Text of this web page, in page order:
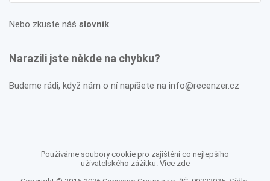
Nebo zkuste náš slovník.
Narazili jste někde na chybku?
Budeme rádi, když nám o ní napíšete na info@recenzer.cz
Používáme soubory cookie pro zajištění co nejlepšího
uživatelského zážitku. Více zde